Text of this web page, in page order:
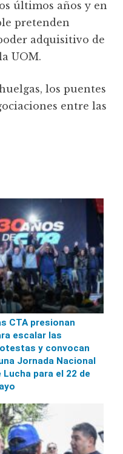
últimos años y en
pretenden
adquisitivo de
UOM.
los puentes
entre las
CTA presionan
escalar las
y convocan
Jornada Nacional
Lucha para el 22 de